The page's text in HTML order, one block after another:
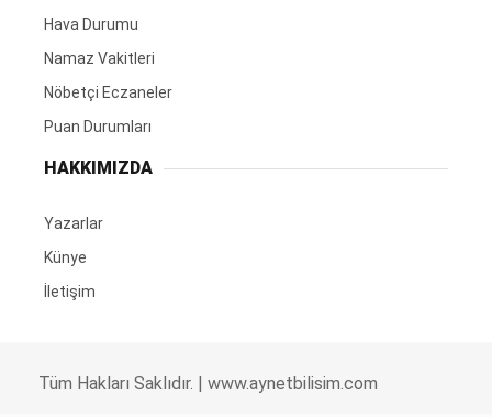
Hava Durumu
Namaz Vakitleri
Nöbetçi Eczaneler
Puan Durumları
HAKKIMIZDA
Yazarlar
Künye
İletişim
Tüm Hakları Saklıdır. | www.aynetbilisim.com